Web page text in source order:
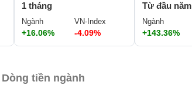
1 tháng
Ngành
+16.06%
VN-Index
-4.09%
Từ đầu năm
Ngành
+143.36%
Dòng tiền ngành